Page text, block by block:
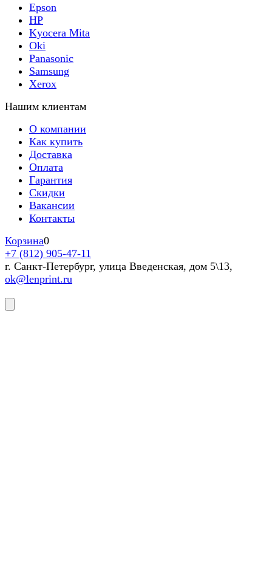
Epson
HP
Kyocera Mita
Oki
Panasonic
Samsung
Xerox
Нашим клиентам
О компании
Как купить
Доставка
Оплата
Гарантия
Скидки
Вакансии
Контакты
Корзина0
+7 (812) 905-47-11
г. Санкт-Петербург, улица Введенская, дом 5\13,
ok@lenprint.ru